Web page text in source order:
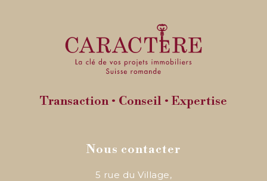
Transaction • Conseil • Expertise
Nous contacter
5 rue du Village,